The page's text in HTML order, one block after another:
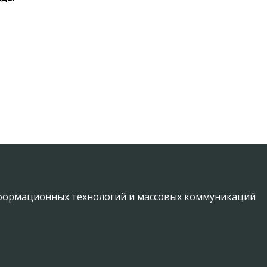
технологий и массовых коммуникаций